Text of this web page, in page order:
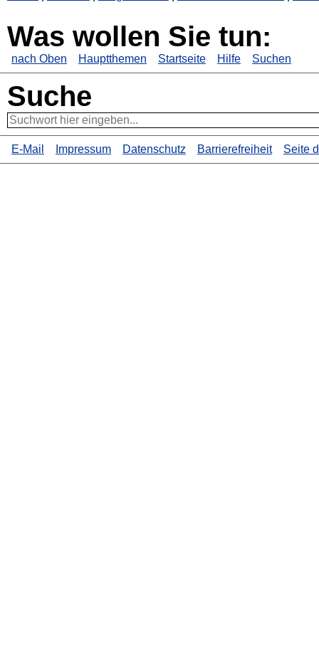
Was wollen Sie tun:
nach Oben Hauptthemen Startseite Hilfe Suchen
Suche
E-Mail Impressum Datenschutz Barrierefreiheit Seite